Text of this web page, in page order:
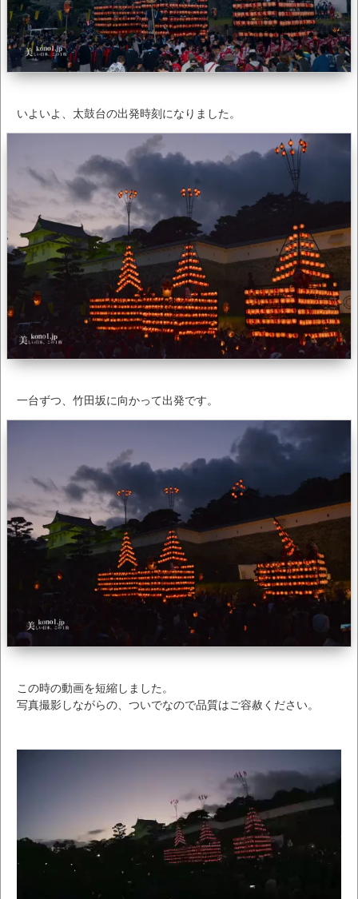
いよいよ、太鼓台の出発時刻になりました。
一台ずつ、竹田坂に向かって出発です。
この時の動画を短縮しました。
写真撮影しながらの、ついでなので品質はご容赦ください。